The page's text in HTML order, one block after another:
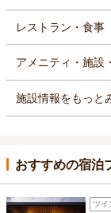
レストラン・食事
アメニティ・施設
施設情報をもっと
おすすめの宿泊
ツイ